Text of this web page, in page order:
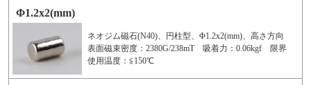
Φ1.2x2(mm)
ネオジム磁石(N40)、円柱型、Φ1.2x2(mm)、高さ方向
表面磁束密度：2380G/238mT 吸着力：0.06kgf 限界
使用温度：≦150℃